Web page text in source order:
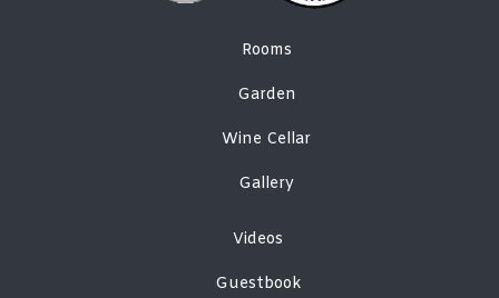
Rooms
Garden
Wine Cellar
Gallery
Videos
Guestbook